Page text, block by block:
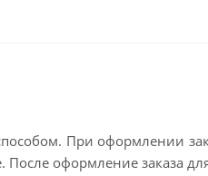
При оформлении
оформление заказа